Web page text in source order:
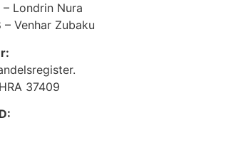
Londrin Nura
Venhar Zubaku
37409